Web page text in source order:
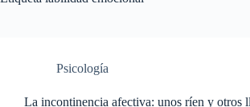
Psicología
La incontinencia afectiva: unos ríen y otros